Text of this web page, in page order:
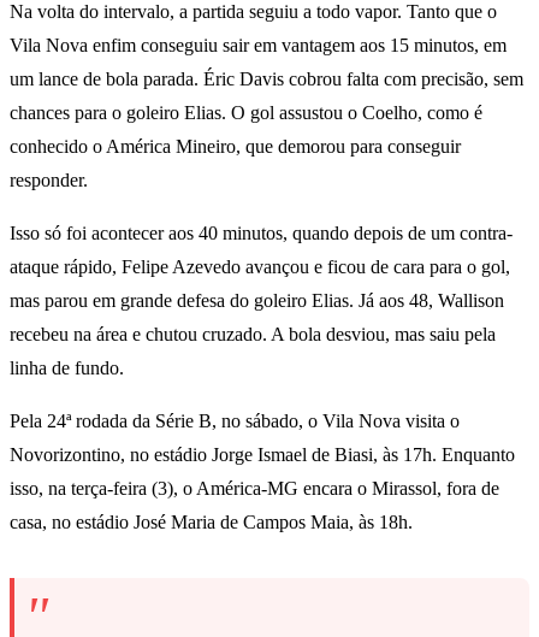
Na volta do intervalo, a partida seguiu a todo vapor. Tanto que o
Vila Nova enfim conseguiu sair em vantagem aos 15 minutos, em
um lance de bola parada. Éric Davis cobrou falta com precisão, sem
chances para o goleiro Elias. O gol assustou o Coelho, como é
conhecido o América Mineiro, que demorou para conseguir
responder.
Isso só foi acontecer aos 40 minutos, quando depois de um contra-
ataque rápido, Felipe Azevedo avançou e ficou de cara para o gol,
mas parou em grande defesa do goleiro Elias. Já aos 48, Wallison
recebeu na área e chutou cruzado. A bola desviou, mas saiu pela
linha de fundo.
Pela 24ª rodada da Série B, no sábado, o Vila Nova visita o
Novorizontino, no estádio Jorge Ismael de Biasi, às 17h. Enquanto
isso, na terça-feira (3), o América-MG encara o Mirassol, fora de
casa, no estádio José Maria de Campos Maia, às 18h.